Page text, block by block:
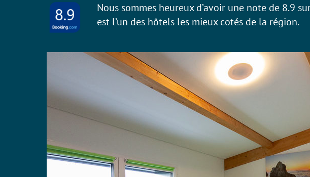
Nous sommes heureux d’avoir une note de 8.9
est l’un des hôtels les mieux cotés de la région.